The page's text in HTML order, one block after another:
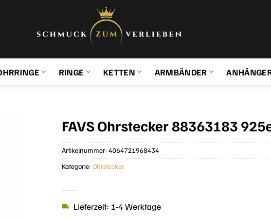
RINGE KETTEN ARMBÄNDER
FAVS Ohrstecker 88363183
Lieferzeit: 1-4 Werktage
Artikelnummer: 4064721968434
Kategorie: Ohrstecker